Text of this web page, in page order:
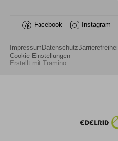
Impressum Datenschutz
Cookie-Einstellungen
Facebook Instagram
Erstellt mit Tramino